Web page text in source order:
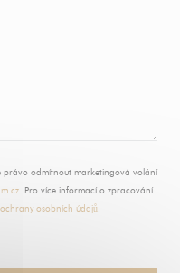
právo odmítnout marketingová volání
. Pro více informací o zpracování
osobních údajů.